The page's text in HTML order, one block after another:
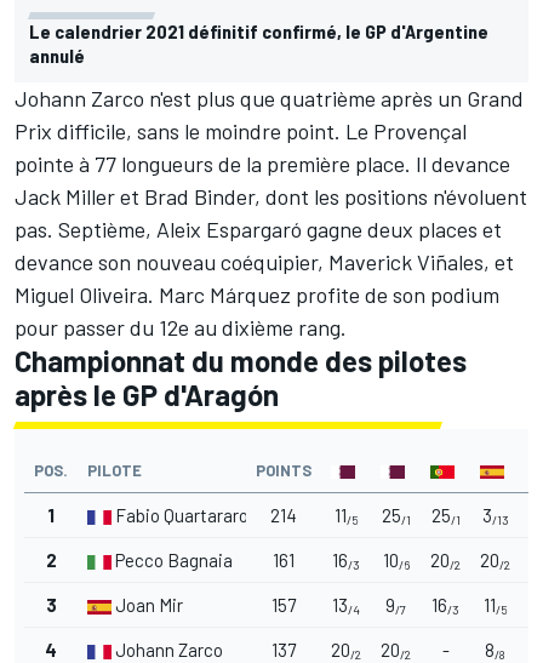
Le calendrier 2021 définitif confirmé, le GP d'Argentine
annulé
Johann Zarco n'est plus que quatrième après un Grand
Prix difficile, sans le moindre point. Le Provençal
pointe à 77 longueurs de la première place. Il devance
Jack Miller et Brad Binder, dont les positions n'évoluent
pas. Septième, Aleix Espargaró gagne deux places et
devance son nouveau coéquipier, Maverick Viñales, et
Miguel Oliveira. Marc Márquez profite de son podium
pour passer du 12e au dixième rang.
Championnat du monde des pilotes
après le GP d'Aragón
POS. PILOTE POINTS
1 Fabio Quartararo 214 11/5 25/1 25/1 3/13
2 Pecco Bagnaia 161 16/3 10/6 20/2 20/2
3 Joan Mir 157 13/4 9/7 16/3 11/5
4 Johann Zarco 137 20/2 20/2 - 8/8